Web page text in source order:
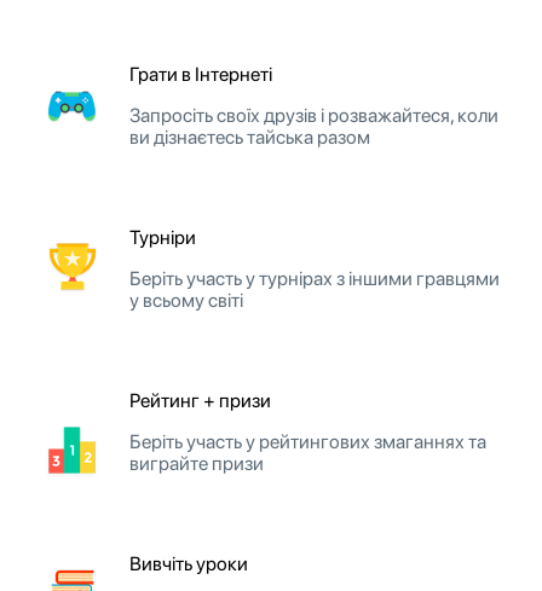
Грати в Інтернеті
Запросіть своїх друзів і розважайтеся, коли
ви дізнаєтесь тайська разом
Турніри
Беріть участь у турнірах з іншими гравцями
у всьому світі
Рейтинг + призи
Беріть участь у рейтингових змаганнях та
виграйте призи
Вивчіть уроки